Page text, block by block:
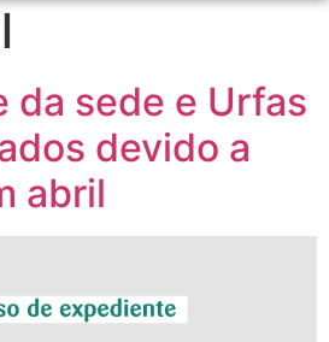
da sede e Urfas
devido a
abril